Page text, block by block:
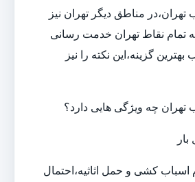
تهران،در مناطق دیگر تهران نیز
تمام نقاط تهران خدمت رسانی
گزینه،این نکته را نیز
تهران چه ویژگی هایی دارد؟
اسباب کشی و حمل اثاثیه،احتمال